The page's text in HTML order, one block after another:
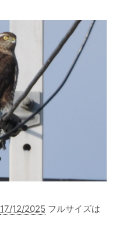
17/12/2025 フルサイズは